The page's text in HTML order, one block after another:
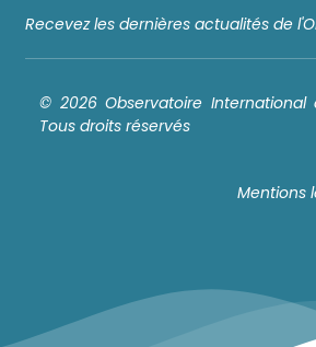
Recevez les dernières actualités de
© 2026 Observatoire
Tous droits réservés
Mentions